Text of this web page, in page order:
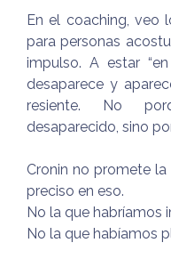
En el coaching, veo
para personas
impulso. A estar
desaparece y
resiente. No
desaparecido, sino
Cronin no promete
preciso en eso.
No la que habríamos
No la que habíamos